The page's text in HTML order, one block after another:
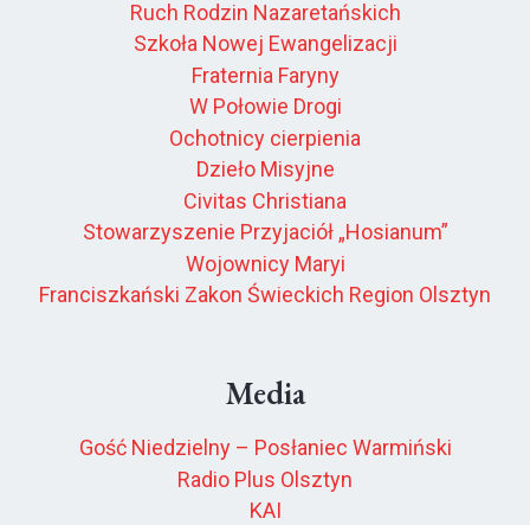
Ruch Rodzin Nazaretańskich
Szkoła Nowej Ewangelizacji
Fraternia Faryny
W Połowie Drogi
Ochotnicy cierpienia
Dzieło Misyjne
Civitas Christiana
Stowarzyszenie Przyjaciół „Hosianum”
Wojownicy Maryi
Franciszkański Zakon Świeckich Region Olsztyn
Media
Gość Niedzielny – Posłaniec Warmiński
Radio Plus Olsztyn
KAI